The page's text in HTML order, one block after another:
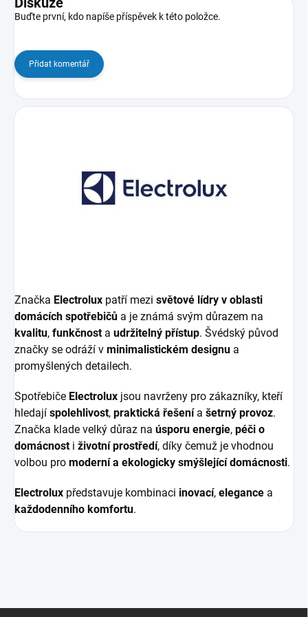
Buďte první, kdo napíše příspěvek k této položce.
Přidat komentář
Značka Electrolux patří mezi světové lídry v oblasti
domácích spotřebičů a je známá svým důrazem na
kvalitu, funkčnosta udržitelný přístup. Švédský původ
značky se odráží v minimalistickém designu a
promyšlených detailech.
Spotřebiče Electrolux jsou navrženy pro zákazníky, kteří
hledají spolehlivost, praktická řešenía šetrný provoz.
Značka klade velký důraz na úsporu energie, péči o
domácnosti životní prostředí, díky čemuž je vhodnou
volbou pro moderní a ekologicky smýšlející domácnosti.
Electrolux představuje kombinaci inovací, elegance a
každodenního komfortu.